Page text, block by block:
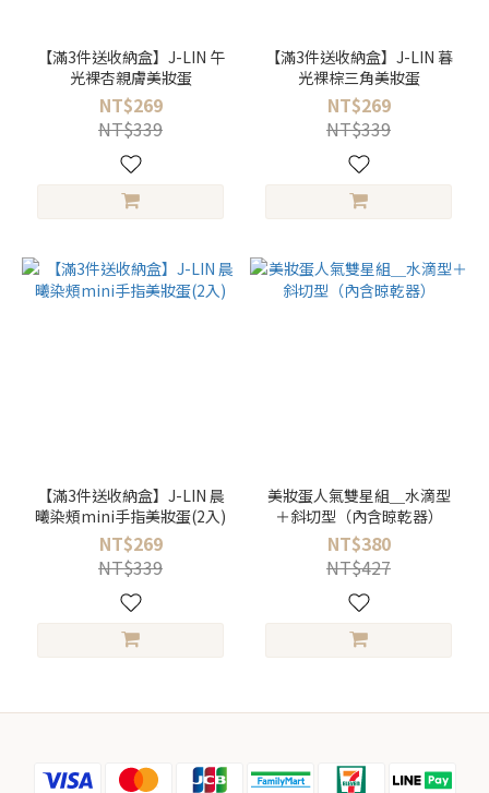
【滿3件送收納盒】J-LIN 午
光裸杏親膚美妝蛋
NT$269
NT$339
【滿3件送收納盒】J-LIN 暮
光裸棕三角美妝蛋
NT$269
NT$339
【滿3件送收納盒】J-LIN 晨
曦染頰mini手指美妝蛋(2入)
NT$269
NT$339
美妝蛋人氣雙星組＿水滴型
＋斜切型（內含晾乾器）
NT$380
NT$427